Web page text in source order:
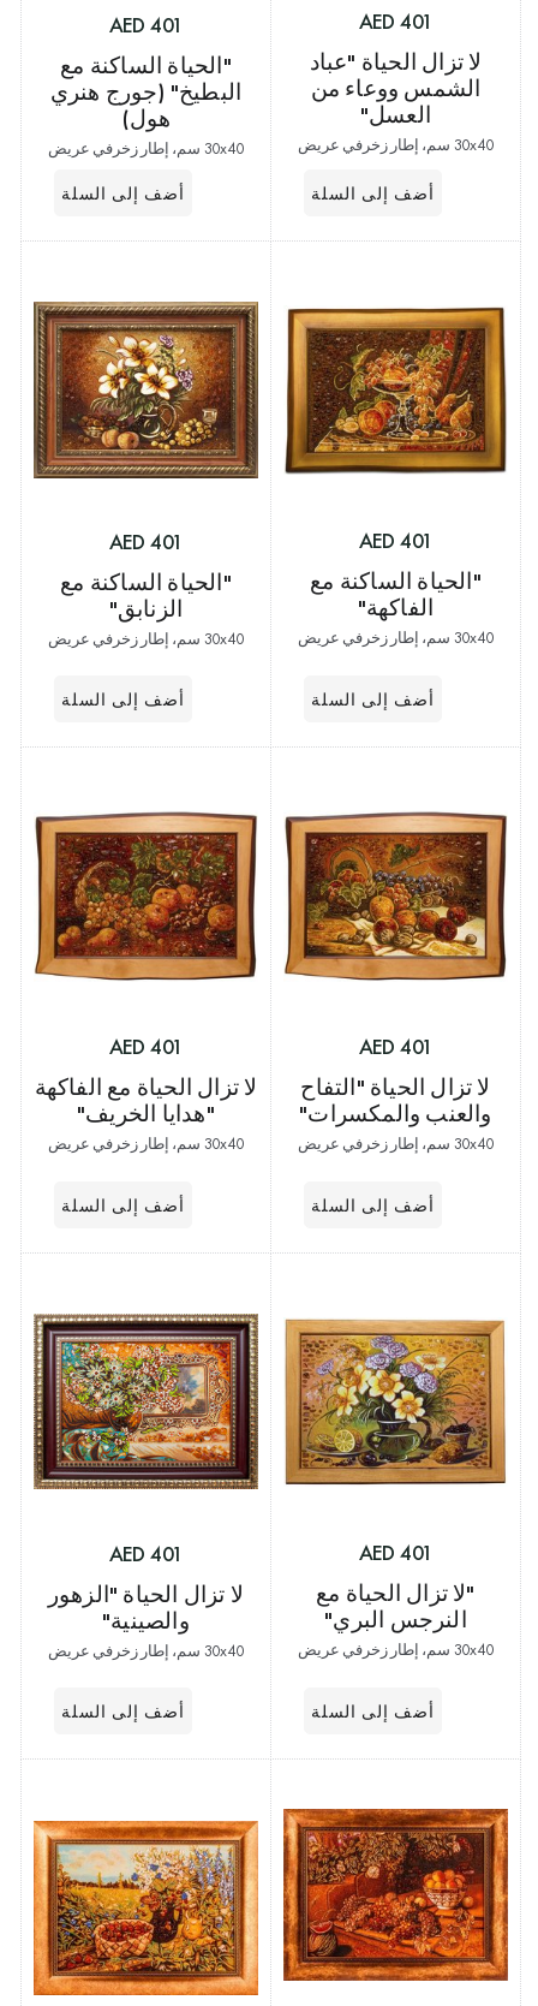
401 AED
لا تزال الحياة "عباد
الشمس ووعاء من
العسل"
30x40 سم، إطار زخرفي عريض
401 AED
"الحياة الساكنة مع
البطيخ" (جورج هنري
هول)
30x40 سم، إطار زخرفي عريض
401 AED
"الحياة الساكنة مع
الفاكهة"
30x40 سم، إطار زخرفي عريض
401 AED
"الحياة الساكنة مع
الزنابق"
30x40 سم، إطار زخرفي عريض
401 AED
لا تزال الحياة "التفاح
والعنب والمكسرات"
30x40 سم، إطار زخرفي عريض
401 AED
لا تزال الحياة مع الفاكهة
"هدايا الخريف"
30x40 سم، إطار زخرفي عريض
401 AED
"لا تزال الحياة مع
النرجس البري"
30x40 سم، إطار زخرفي عريض
401 AED
لا تزال الحياة "الزهور
والصينية"
30x40 سم، إطار زخرفي عريض